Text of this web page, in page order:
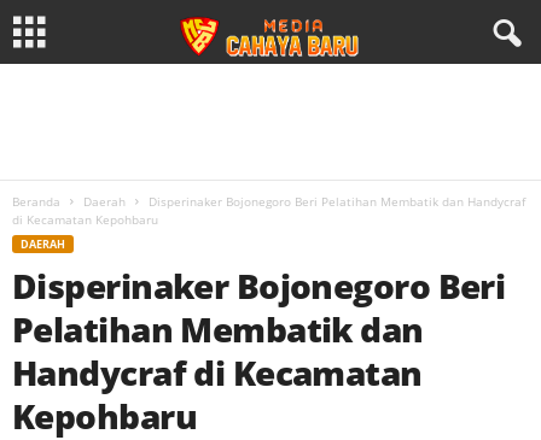
Beranda Daerah
Disperinaker Bojonegoro Beri Pelatihan Membatik dan Handycraf
di Kecamatan Kepohbaru
DAERAH
Disperinaker Bojonegoro Beri
Pelatihan Membatik dan
Handycraf di Kecamatan
Kepohbaru